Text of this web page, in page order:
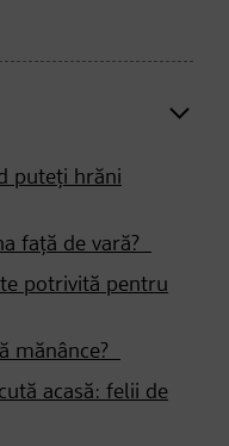
puteți hrăni
față de vară?
potrivită pentru
mănânce?
acasă: felii de